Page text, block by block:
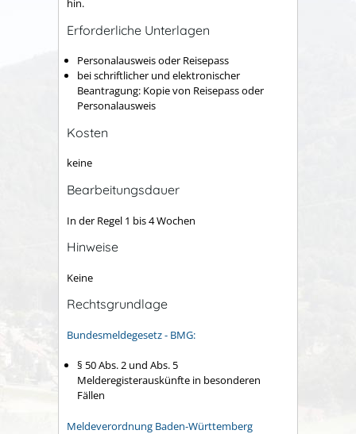
hin.
Erforderliche Unterlagen
Personalausweis oder Reisepass
bei schriftlicher und elektronischer
Beantragung: Kopie von Reisepass oder
Personalausweis
Kosten
keine
Bearbeitungsdauer
In der Regel 1 bis 4 Wochen
Hinweise
Keine
Rechtsgrundlage
Bundesmeldegesetz - BMG:
§ 50 Abs. 2 und Abs. 5
Melderegisterauskünfte in besonderen
Fällen
Meldeverordnung Baden-Württemberg